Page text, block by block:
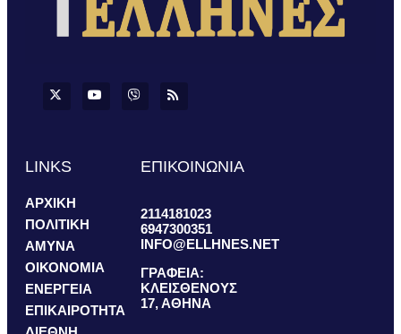
LINKS
ΑΡΧΙΚΗ
ΠΟΛΙΤΙΚΗ
ΑΜΥΝΑ
ΟΙΚΟΝΟΜΙΑ
ΕΝΕΡΓΕΙΑ
ΕΠΙΚΑΙΡΟΤΗΤΑ
ΕΠΙΚΟΙΝΩΝΙΑ
2114181023
6947300351
INFO@ELLHNES.NET
ΓΡΑΦΕΙΑ:
ΚΛΕΙΣΘΕΝΟΥΣ
17, ΑΘΗΝΑ